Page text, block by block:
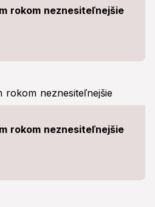
rokom neznesiteľnejšie
rokom neznesiteľnejšie